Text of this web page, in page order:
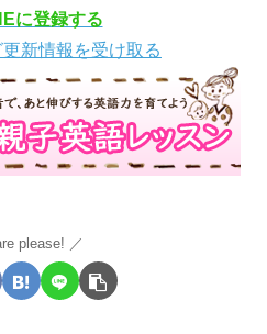
に登録する
新情報を受け取る
please!